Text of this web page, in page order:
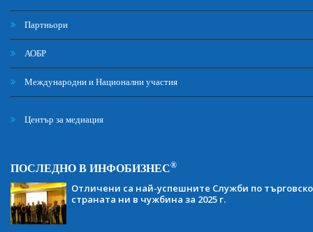
Партньори
АОБР
Международни и Национални участия
Център за медиация
ПОСЛЕДНО В ИНФОБИЗНЕС®
Отличени са най-успешните Служби по
страната ни в чужбина за 2025 г.